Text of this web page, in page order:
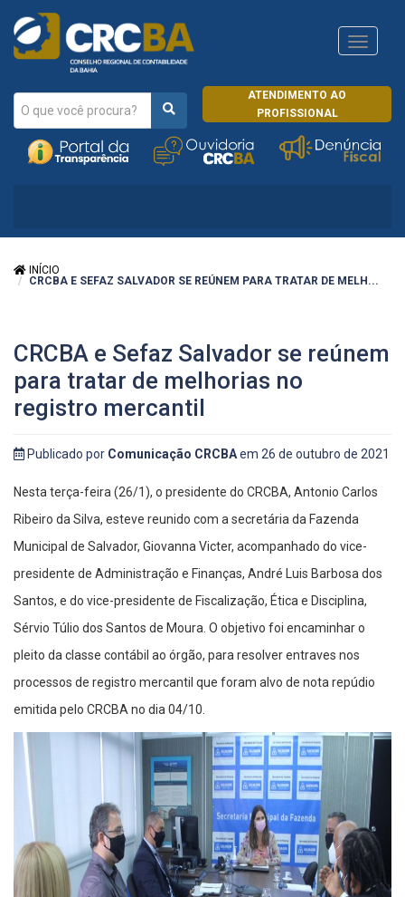
ATENDIMENTO AO
PROFISSIONAL
CRCRJ
INÍCIO
CRCBA E SEFAZ SALVADOR SE REÚNEM PARA TRATAR DE MELH...
CRCBA e Sefaz Salvador se reúnem
para tratar de melhorias no
registro mercantil
Publicado por Comunicação CRCBAem 26 de outubro de 2021
Nesta terça-feira (26/1), o presidente do CRCBA, Antonio Carlos
Ribeiro da Silva, esteve reunido com a secretária da Fazenda
Municipal de Salvador, Giovanna Victer, acompanhado do vice-
presidente de Administração e Finanças, André Luis Barbosa dos
Santos, e do vice-presidente de Fiscalização, Ética e Disciplina,
Sérvio Túlio dos Santos de Moura. O objetivo foi encaminhar o
pleito da classe contábil ao órgão, para resolver entraves nos
processos de registro mercantil que foram alvo de nota repúdio
emitida pelo CRCBA no dia 04/10.